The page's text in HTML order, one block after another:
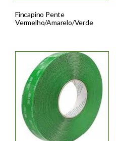
Fincapino Pente
Vermelho/Amarelo/Verde